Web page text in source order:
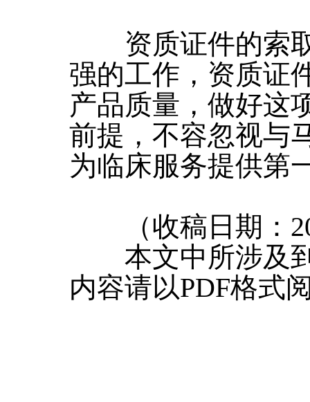
资质证件的索取
强的工作，资质证
产品质量，做好这
前提，不容忽视与
为临床服务提供第
（收稿日期：
本文中所涉及到
内容请以PDF格式